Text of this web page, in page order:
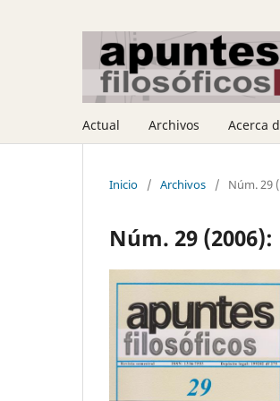
Actual Archivos Acerca
Inicio / Archivos / Núm. 29
Núm. 29